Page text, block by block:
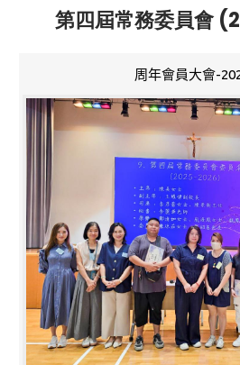
第四屆常務委員會
周年會員大會-